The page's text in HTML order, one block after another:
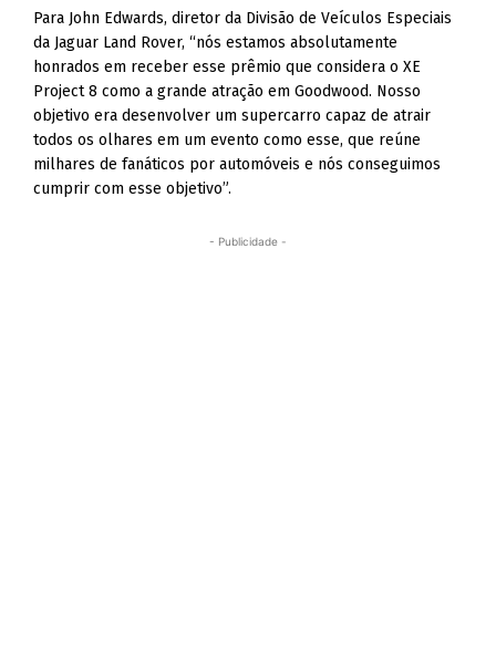
Para John Edwards, diretor da Divisão de Veículos Especiais
da Jaguar Land Rover, “nós estamos absolutamente
honrados em receber esse prêmio que considera o XE
Project 8 como a grande atração em Goodwood. Nosso
objetivo era desenvolver um supercarro capaz de atrair
todos os olhares em um evento como esse, que reúne
milhares de fanáticos por automóveis e nós conseguimos
cumprir com esse objetivo”.
- Publicidade -